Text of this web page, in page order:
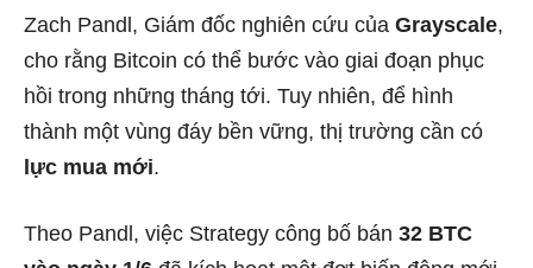
Zach Pandl, Giám đốc nghiên cứu của Grayscale,
cho rằng Bitcoin có thể bước vào giai đoạn phục
hồi trong những tháng tới. Tuy nhiên, để hình
thành một vùng đáy bền vững, thị trường cần có
lực mua mới.
Theo Pandl, việc Strategy công bố bán 32 BTC